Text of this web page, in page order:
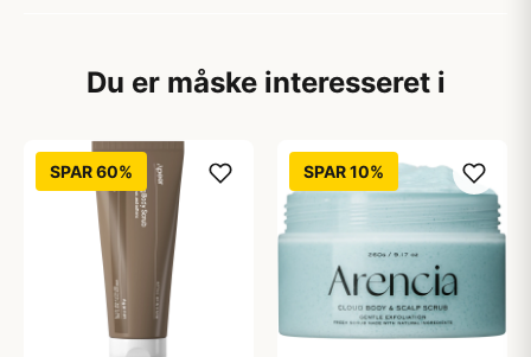
Du er måske interesseret i
SPAR 60% SPAR 10%